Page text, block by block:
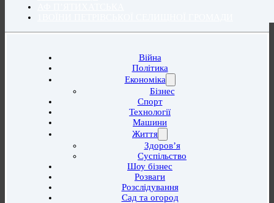
Війна
Політика
Економіка
Бізнес
Спорт
Технології
Машини
Життя
Здоров’я
Суспільство
Шоу бізнес
Розваги
Розслідування
Сад та огород